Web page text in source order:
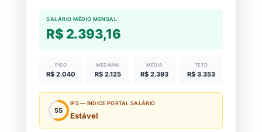
SALÁRIO MÉDIO MENSAL
R$ 2.393,16
PISO
R$ 2.040
MEDIANA
R$ 2.125
MÉDIA
R$ 2.393
TETO
R$ 3.353
55
IPS — ÍNDICE PORTAL SALÁRIO
Estável